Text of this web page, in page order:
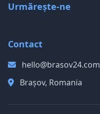
Urmărește-ne
Contact
hello@brasov24.com
Brașov, Romania